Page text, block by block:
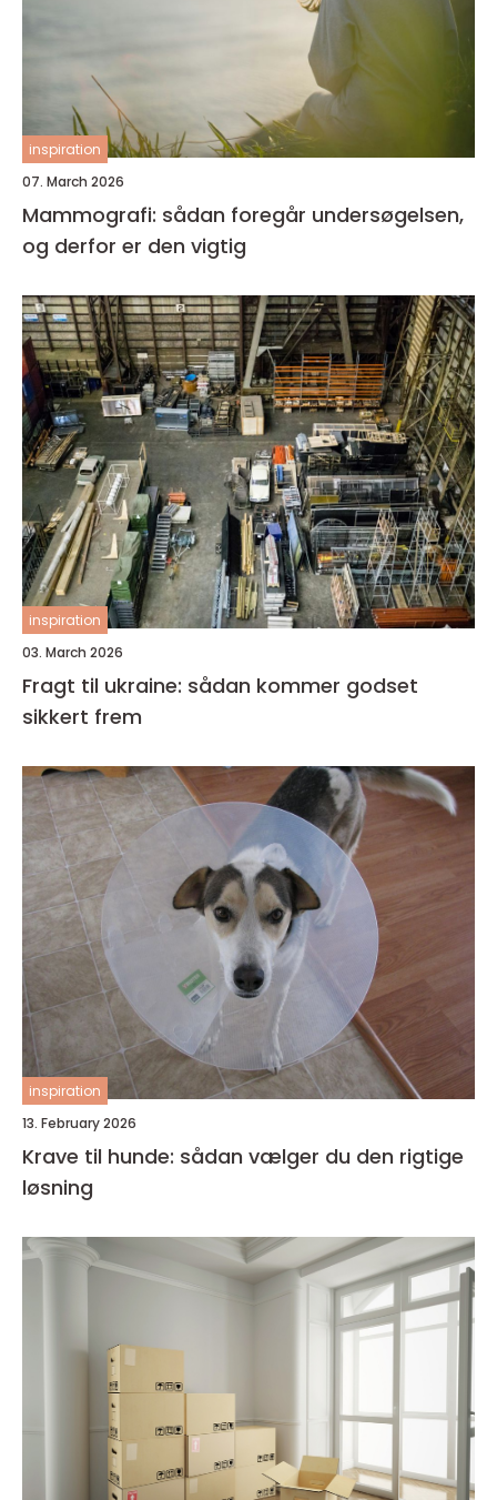
inspiration
07. March 2026
Mammografi: sådan foregår undersøgelsen,
og derfor er den vigtig
inspiration
03. March 2026
Fragt til ukraine: sådan kommer godset
sikkert frem
inspiration
13. February 2026
Krave til hunde: sådan vælger du den rigtige
løsning